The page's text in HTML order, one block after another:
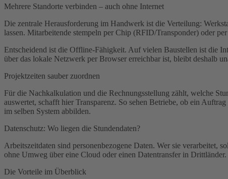
Mehrere Standorte verbinden – auch ohne Internet
Die zentrale Herausforderung im Handwerk ist die Verteilung:
lassen. Mitarbeitende stempeln per Chip (RFID/Transponder) oder
Entscheidend ist die Offline-Fähigkeit. Auf vielen Baustellen ist die
über das lokale Netzwerk per Browser erreichbar ist, bleibt deshalb
Projektzeiten sauber zuordnen
Für die Nachkalkulation und die Rechnungsstellung zählt, welche
auswertet, schafft hier Transparenz. So sehen Betriebe, ob ein
im selben System abbilden.
Datenschutz: Wo liegen die Stundendaten?
Arbeitszeitdaten sind personenbezogene Daten. Wer sie verarbeitet,
ohne Umweg über eine Cloud oder einen Datentransfer in
Die Vorteile im Überblick